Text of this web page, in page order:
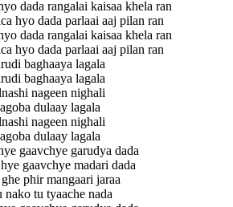
dada rangalai kaisaa khela ran
hyo dada parlaai aaj pilan ran
dada rangalai kaisaa khela ran
hyo dada parlaai aaj pilan ran
baghaaya lagala
baghaaya lagala
nageen nighali
dulaay lagala
nageen nighali
dulaay lagala
gaavchye garudya dada
gaavchye madari dada
phir mangaari jaraa
nako tu tyaache nada